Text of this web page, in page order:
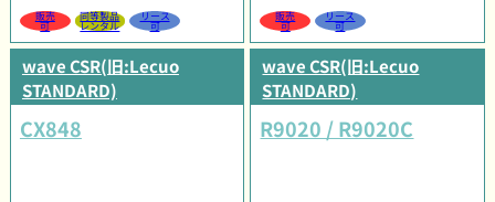
販売
可
同等製品
レンタル
リース
可
販売
可
リース
可
wave CSR(旧:Lecuo
STANDARD)
CX848
wave CSR(旧:Lecuo
STANDARD)
R9020 / R9020C